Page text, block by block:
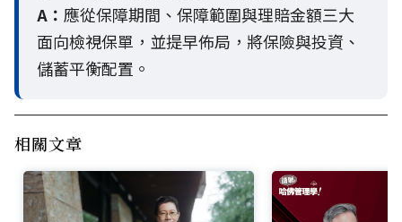
A： 應從保障期間、保障範圍與理賠金額三大
面向檢視保單，並提早佈局，將保險與投資、
儲蓄平衡配置。
相關文章